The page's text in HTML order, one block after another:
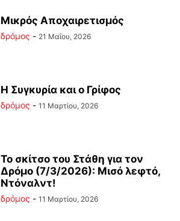
Μικρός Αποχαιρετισμός
δρόμος - 21 Μαΐου, 2026
Η Συγκυρία και ο Γρίφος
δρόμος - 11 Μαρτίου, 2026
Το σκίτσο του Στάθη για τον
Δρόμο (7/3/2026): Μισό λεφτό,
Ντόναλντ!
δρόμος - 11 Μαρτίου, 2026